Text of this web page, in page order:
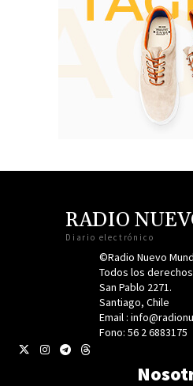
RADIO
Diario electrónico
©Radio Nuevo
Todos los
San Pablo 2271.
Santiago, Chile
Email :
Fono: 56 2 6883175